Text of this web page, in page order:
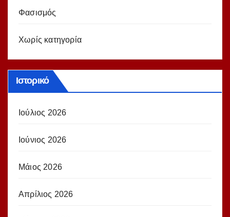
Φασισμός
Χωρίς κατηγορία
Ιστορικό
Ιούλιος 2026
Ιούνιος 2026
Μάιος 2026
Απρίλιος 2026